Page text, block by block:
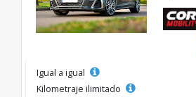
Igual a igual
Kilometraje ilimitado